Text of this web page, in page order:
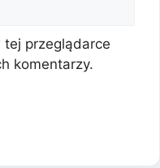
przeglądarce
komentarzy.